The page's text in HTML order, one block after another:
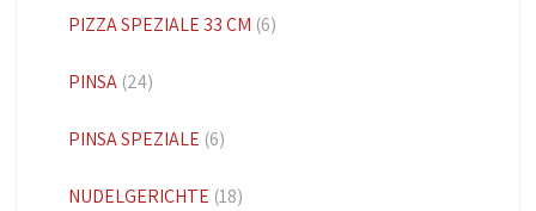
PIZZA SPEZIALE 33 CM (6)
PINSA (24)
PINSA SPEZIALE (6)
NUDELGERICHTE (18)